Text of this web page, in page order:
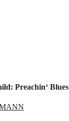
Preachin‘ Blues